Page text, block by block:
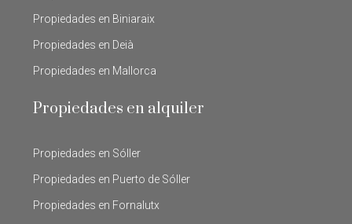
Propiedades en Biniaraix
Propiedades en Deià
Propiedades en Mallorca
Propiedades en alquiler
Propiedades en Sóller
Propiedades en Puerto de Sóller
Propiedades en Fornalutx